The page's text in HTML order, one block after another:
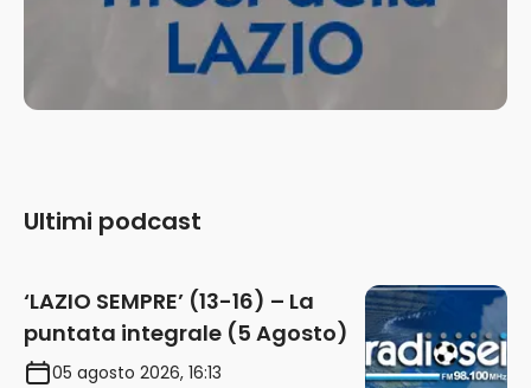
Ultimi podcast
‘LAZIO SEMPRE’ (13-16) – La
puntata integrale (5 Agosto)
05 agosto 2026, 16:13